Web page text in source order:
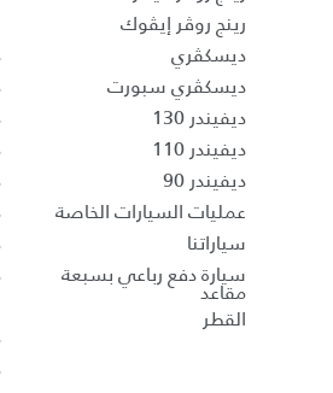
رينج روڤر إيڤوك
ديسكڤري
ديسكڤري سبورت
ديفيندر 130
ديفيندر 110
ديفيندر 90
عمليات السيارات الخاصة
سياراتنا
سيارة دفع رباعي بسبعة
مقاعد
القطر